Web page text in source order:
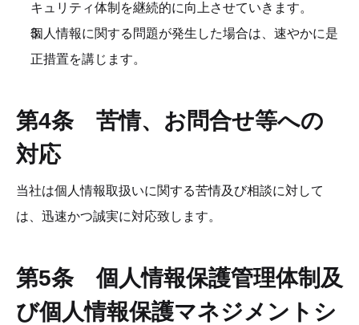
キュリティ体制を継続的に向上させていきます。
個人情報に関する問題が発生した場合は、速やかに是
正措置を講じます。
第4条　苦情、お問合せ等への
対応
当社は個人情報取扱いに関する苦情及び相談に対して
は、迅速かつ誠実に対応致します。
第5条　個人情報保護管理体制及
び個人情報保護マネジメントシ